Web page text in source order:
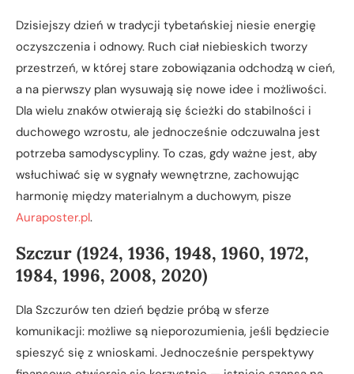
Dzisiejszy dzień w tradycji tybetańskiej niesie energię
oczyszczenia i odnowy. Ruch ciał niebieskich tworzy
przestrzeń, w której stare zobowiązania odchodzą w cień,
a na pierwszy plan wysuwają się nowe idee i możliwości.
Dla wielu znaków otwierają się ścieżki do stabilności i
duchowego wzrostu, ale jednocześnie odczuwalna jest
potrzeba samodyscypliny. To czas, gdy ważne jest, aby
wsłuchiwać się w sygnały wewnętrzne, zachowując
harmonię między materialnym a duchowym, pisze
Auraposter.pl.
Szczur (1924, 1936, 1948, 1960, 1972,
1984, 1996, 2008, 2020)
Dla Szczurów ten dzień będzie próbą w sferze
komunikacji: możliwe są nieporozumienia, jeśli będziecie
spieszyć się z wnioskami. Jednocześnie perspektywy